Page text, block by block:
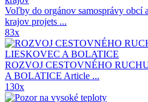
Voľby do orgánov samosprávy obcí
krajov projets ...
83x
ROZVOJ CESTOVNÉHO
A BOLATICE Article ...
130x